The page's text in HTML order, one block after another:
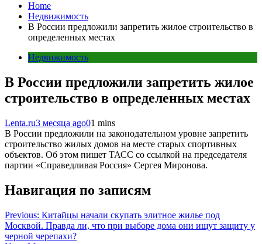
Home
Недвижимость
В России предложили запретить жилое строительство в
определенных местах
Недвижимость
В России предложили запретить жилое
строительство в определенных местах
Lenta.ru3 месяца ago01 mins
В России предложили на законодательном уровне запретить
строительство жилых домов на месте старых спортивных
объектов. Об этом пишет ТАСС со ссылкой на председателя
партии «Справедливая Россия» Сергея Миронова.
Навигация по записям
Previous: Китайцы начали скупать элитное жилье под
Москвой. Правда ли, что при выборе дома они ищут защиту у
черной черепахи?